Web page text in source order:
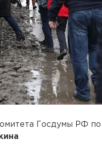
Госдумы РФ по